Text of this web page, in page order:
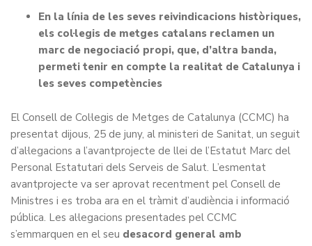
En la línia de les seves reivindicacions històriques,
els col·legis de metges catalans reclamen un
marc de negociació propi, que, d’altra banda,
permeti tenir en compte la realitat de Catalunya i
les seves competències
El Consell de Col·legis de Metges de Catalunya (CCMC) ha
presentat dijous, 25 de juny, al ministeri de Sanitat, un seguit
d’al·legacions a l’avantprojecte de llei de l’Estatut Marc del
Personal Estatutari dels Serveis de Salut. L’esmentat
avantprojecte va ser aprovat recentment pel Consell de
Ministres i es troba ara en el tràmit d’audiència i informació
pública. Les al·legacions presentades pel CCMC
s’emmarquen en el seu desacord general amb